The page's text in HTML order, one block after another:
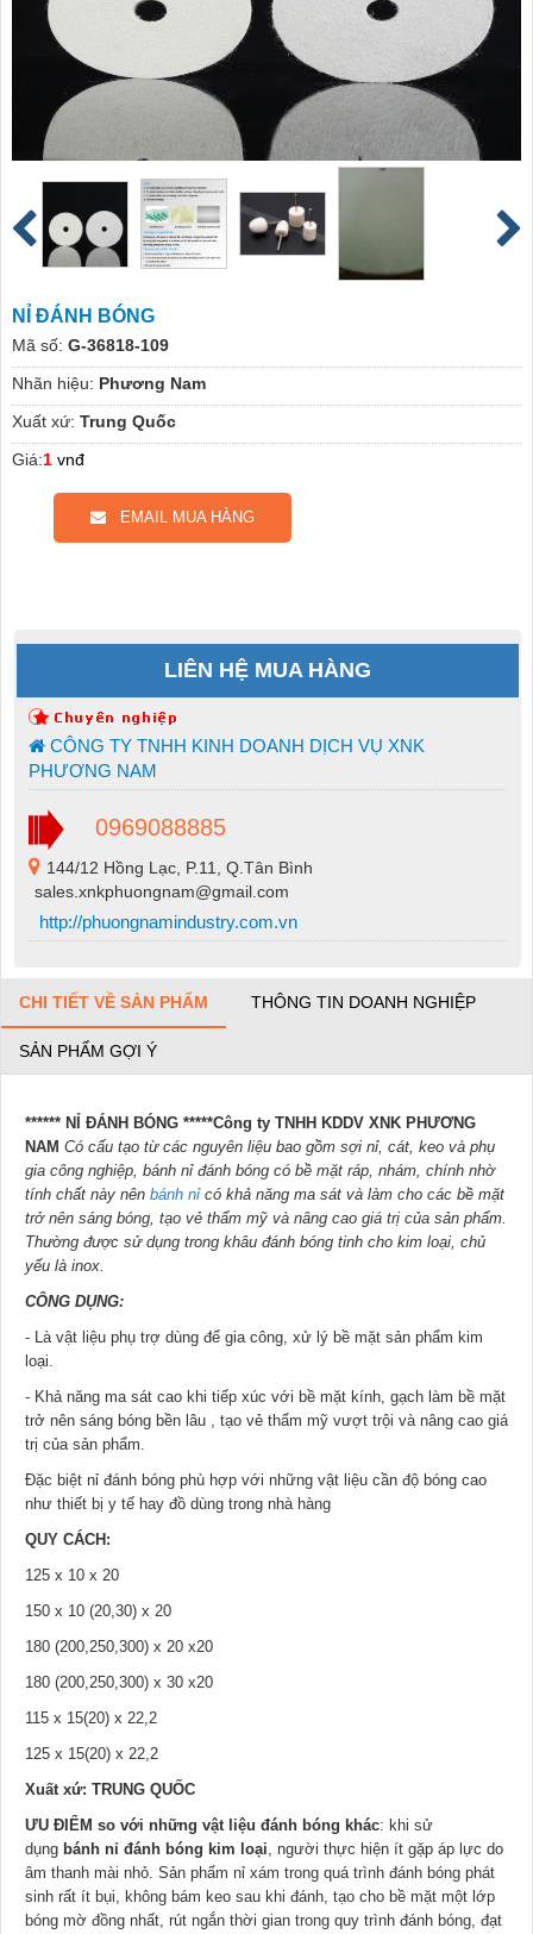
NỈ ĐÁNH BÓNG
Mã số: G-36818-109
Nhãn hiệu: Phương Nam
Xuất xứ: Trung Quốc
Giá:1 vnđ
EMAIL MUA HÀNG
LIÊN HỆ MUA HÀNG
CÔNG TY TNHH KINH DOANH DỊCH VỤ XNK
PHƯƠNG NAM
0969088885
144/12 Hồng Lạc, P.11, Q.Tân Bình
sales.xnkphuongnam@gmail.com
http://phuongnamindustry.com.vn
CHI TIẾT VỀ SẢN PHẨM THÔNG TIN DOANH NGHIỆP
SẢN PHẨM GỢI Ý
****** NỈ ĐÁNH BÓNG *****Công ty TNHH KDDV XNK PHƯƠNG
NAM Có cấu tạo từ các nguyên liệu bao gồm sợi nỉ, cát, keo và phụ
gia công nghiệp, bánh nỉ đánh bóng có bề mặt ráp, nhám, chính nhờ
tính chất này nên bánh nỉcó khả năng ma sát và làm cho các bề mặt
trở nên sáng bóng, tạo vẻ thẩm mỹ và nâng cao giá trị của sản phẩm.
Thường được sử dụng trong khâu đánh bóng tinh cho kim loại, chủ
yếu là inox.
CÔNG DỤNG:
- Là vật liệu phụ trợ dùng để gia công, xử lý bề mặt sản phẩm kim
loại.
- Khả năng ma sát cao khi tiếp xúc với bề mặt kính, gạch làm bề mặt
trở nên sáng bóng bền lâu , tạo vẻ thẩm mỹ vượt trội và nâng cao giá
trị của sản phẩm.
Đặc biệt nỉ đánh bóng phù hợp với những vật liệu cần độ bóng cao
như thiết bị y tế hay đồ dùng trong nhà hàng
QUY CÁCH:
125 x 10 x 20
150 x 10 (20,30) x 20
180 (200,250,300) x 20 x20
180 (200,250,300) x 30 x20
115 x 15(20) x 22,2
125 x 15(20) x 22,2
Xuất xứ: TRUNG QUỐC
ƯU ĐIỂM so với những vật liệu đánh bóng khác: khi sử
dụng bánh nỉ đánh bóng kim loại, người thực hiện ít gặp áp lực do
âm thanh mài nhỏ. Sản phẩm nỉ xám trong quá trình đánh bóng phát
sinh rất ít bụi, không bám keo sau khi đánh, tạo cho bề mặt một lớp
bóng mờ đồng nhất, rút ngắn thời gian trong quy trình đánh bóng, đạt